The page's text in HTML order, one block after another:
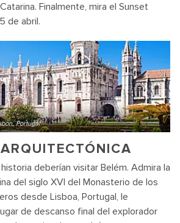
Finalmente, mira el Sunset
de abril.
Portugal
deberían visitar Belém. Admira la
del siglo XVI del Monasterio de los
desde Lisboa, Portugal, le
de descanso final del explorador